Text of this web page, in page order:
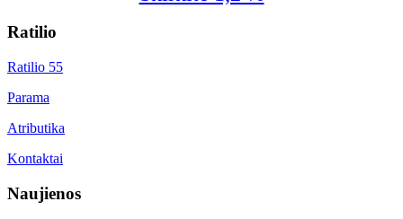
Ratilio
Ratilio 55
Parama
Atributika
Kontaktai
Naujienos